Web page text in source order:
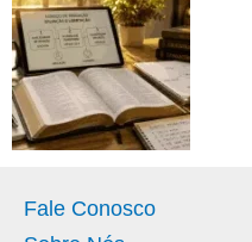
Fale Conosco